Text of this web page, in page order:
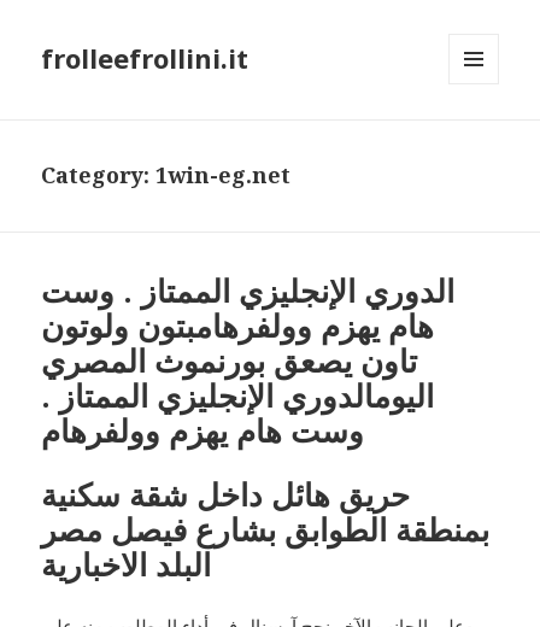
frolleefrollini.it
Category: 1win-eg.net
الدوري الإنجليزي الممتاز . وست
هام يهزم وولفرهامبتون ولوتون
تاون يصعق بورنموث المصري
اليومالدوري الإنجليزي الممتاز .
وست هام يهزم وولفرهام
حريق هائل داخل شقة سكنية
بمنطقة الطوابق بشارع فيصل مصر
البلد الاخبارية